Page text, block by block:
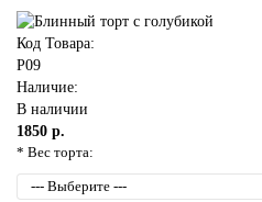
Код Товара:
P09
Наличие:
В наличии
1850 р.
* Вес торта: